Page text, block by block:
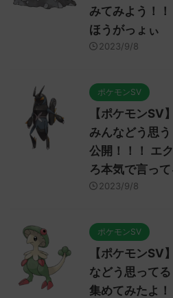
みてみよう！
ほうがっょぃ
2023/9/8
ポケモンSV
【ポケモンSV
みんなどう思
公開！！！ エ
ろ本気で言っ
2023/9/8
ポケモンSV
【ポケモンSV
などう思って
集めてみたよ